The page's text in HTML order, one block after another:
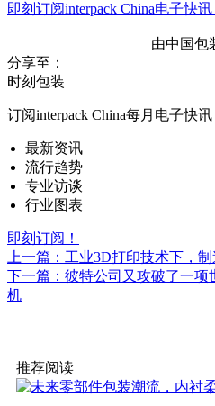
即刻订阅interpack China电子快讯
由中国包
分享至：
时刻包装
订阅interpack China每月电子快
最新资讯
流行趋势
专业访谈
行业图表
即刻订阅！
上一篇：工业3D打印技术下，
下一篇：彼特公司又攻破了一项
机
推荐阅读